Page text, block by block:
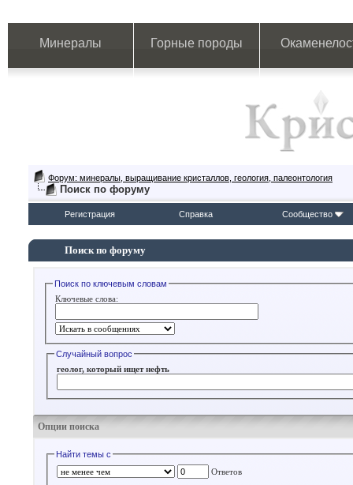
Минералы Горные породы
Форум: минералы, выращивание кристаллов, геология, палеонтология
Поиск по форуму
Регистрация Справка Сообщество
Поиск по форуму
Поиск по ключевым словам
Ключевые слова:
Случайный вопрос
геолог, который ищет нефть
Опции поиска
Найти темы с
Ответов